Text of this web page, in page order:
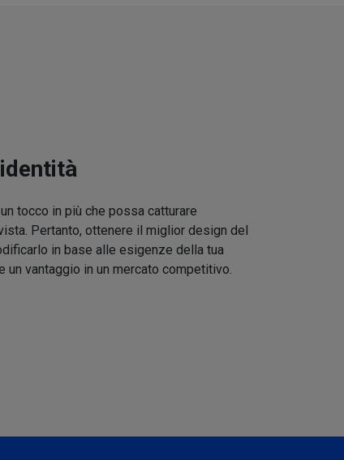
tocco in più che possa catturare
Pertanto, ottenere il miglior design del
in base alle esigenze della tua
vantaggio in un mercato competitivo.